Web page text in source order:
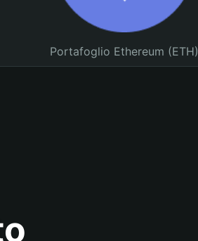
Portafoglio Ethereum (ETH)